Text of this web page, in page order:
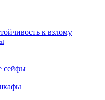
к взлому
сейфы